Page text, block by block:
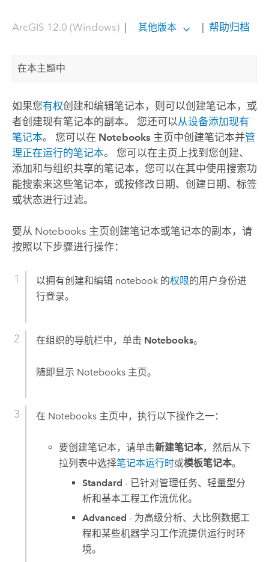
ArcGIS 12.0 (Windows)| 其他版本 帮助归档
在本主题中
如果您有权创建和编辑笔记本，则可以创建笔记本，或
者创建现有笔记本的副本。 您还可以从设备添加现有
笔记本。 您可以在 Notebooks 主页中创建笔记本并管
理正在运行的笔记本。 您可以在主页上找到您创建、
添加和与组织共享的笔记本，您可以在其中使用搜索功
能搜索来这些笔记本，或按修改日期、创建日期、标签
或状态进行过滤。
要从 Notebooks 主页创建笔记本或笔记本的副本，请
按照以下步骤进行操作：
以拥有创建和编辑 notebook 的权限的用户身份进
行登录。
在组织的导航栏中，单击 Notebooks。
随即显示 Notebooks主页。
在 Notebooks主页中，执行以下操作之一：
要创建笔记本，请单击新建笔记本，然后从下
拉列表中选择笔记本运行时或模板笔记本。
Standard - 已针对管理任务、轻量型分
析和基本工程工作流优化。
Advanced - 为高级分析、大比例数据工
程和某些机器学习工作流提供运行时环
境。